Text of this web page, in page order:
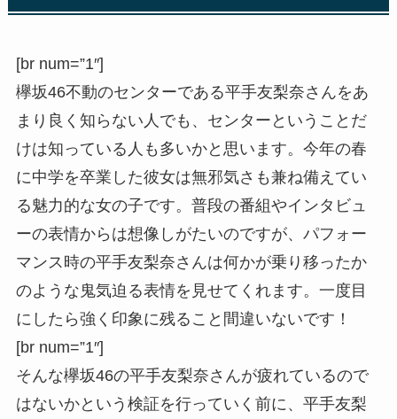
[br num=”1″]
欅坂46不動のセンターである平手友梨奈さんをあ
まり良く知らない人でも、センターということだ
けは知っている人も多いかと思います。今年の春
に中学を卒業した彼女は無邪気さも兼ね備えてい
る魅力的な女の子です。普段の番組やインタビュ
ーの表情からは想像しがたいのですが、パフォー
マンス時の平手友梨奈さんは何かが乗り移ったか
のような鬼気迫る表情を見せてくれます。一度目
にしたら強く印象に残ること間違いないです！
[br num=”1″]
そんな欅坂46の平手友梨奈さんが疲れているので
はないかという検証を行っていく前に、平手友梨